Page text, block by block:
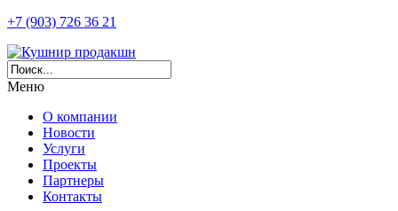
+7 (903) 726 36 21
Меню
О компании
Новости
Услуги
Проекты
Партнеры
Контакты